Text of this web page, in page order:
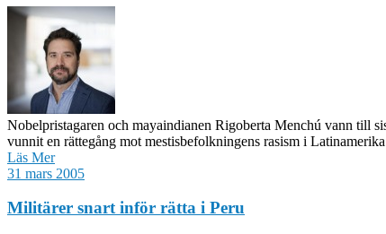
Nobelpristagaren och mayaindianen Rigoberta Menchú vann till
vunnit en rättegång mot mestisbefolkningens rasism i
Läs Mer
31 mars 2005
Militärer snart inför rätta i Peru